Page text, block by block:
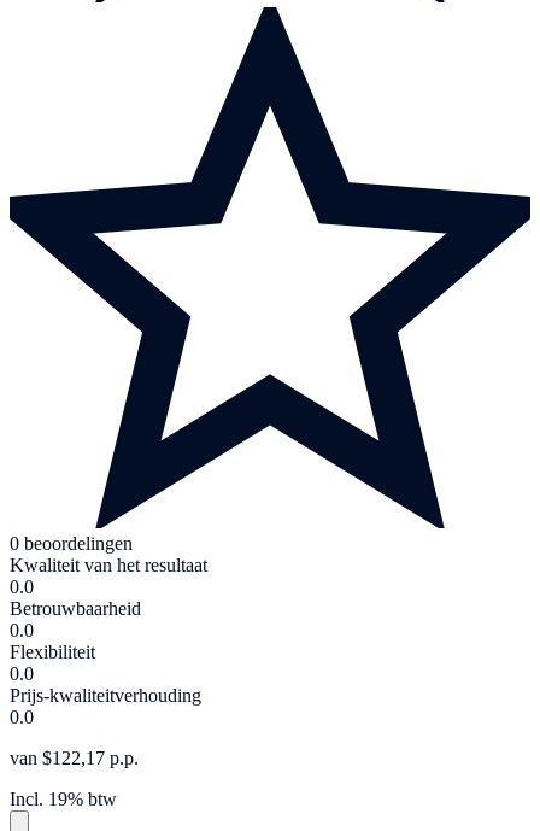
0 beoordelingen
Kwaliteit van het resultaat
0.0
Betrouwbaarheid
0.0
Flexibiliteit
0.0
Prijs-kwaliteitverhouding
0.0
van $122,17 p.p.
Incl. 19% btw